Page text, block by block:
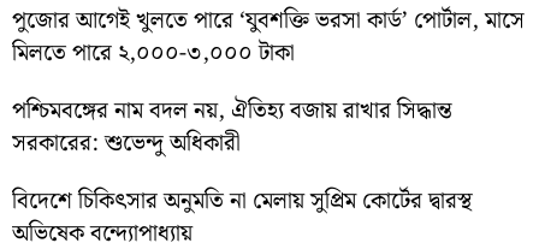
পুজোর আগেই খুলতে পারে ‘যুবশক্তি ভরসা কার্ড’ পোর্টাল, মাসে
মিলতে পারে ২,০০০-৩,০০০ টাকা
পশ্চিমবঙ্গের নাম বদল নয়, ঐতিহ্য বজায় রাখার সিদ্ধান্ত
সরকারের: শুভেন্দু অধিকারী
বিদেশে চিকিৎসার অনুমতি না মেলায় সুপ্রিম কোর্টের দ্বারস্থ
অভিষেক বন্দ্যোপাধ্যায়